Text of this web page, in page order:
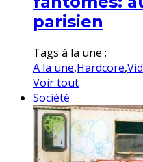
parisien
Tags à la une :
A la une,Hardcore,
Voir tout
Société